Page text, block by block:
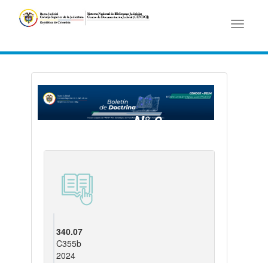
Toggle
N° 9- 12/11/2025
340.07
C355b
2024